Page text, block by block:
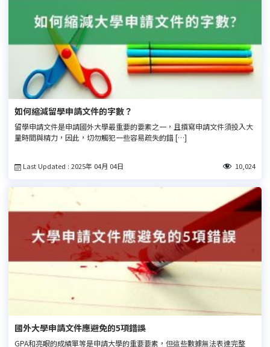
如何縮減留學申請文件的字數？
留學申請文件是申請國外大學最重要的要素之一，且撰寫申請文件須投入大
量時間與精力，因此，切勿觸犯一些容易疏失的錯 […]
Last Updated : 2025年 04月 04日 10,024
國外大學申請文件應避免的5項錯誤
GPA和亮眼的成績單等是申請大學的重要要素，但這些數據無法表達完整